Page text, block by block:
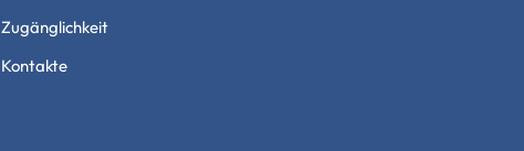
Zugänglichkeit
Kontakte